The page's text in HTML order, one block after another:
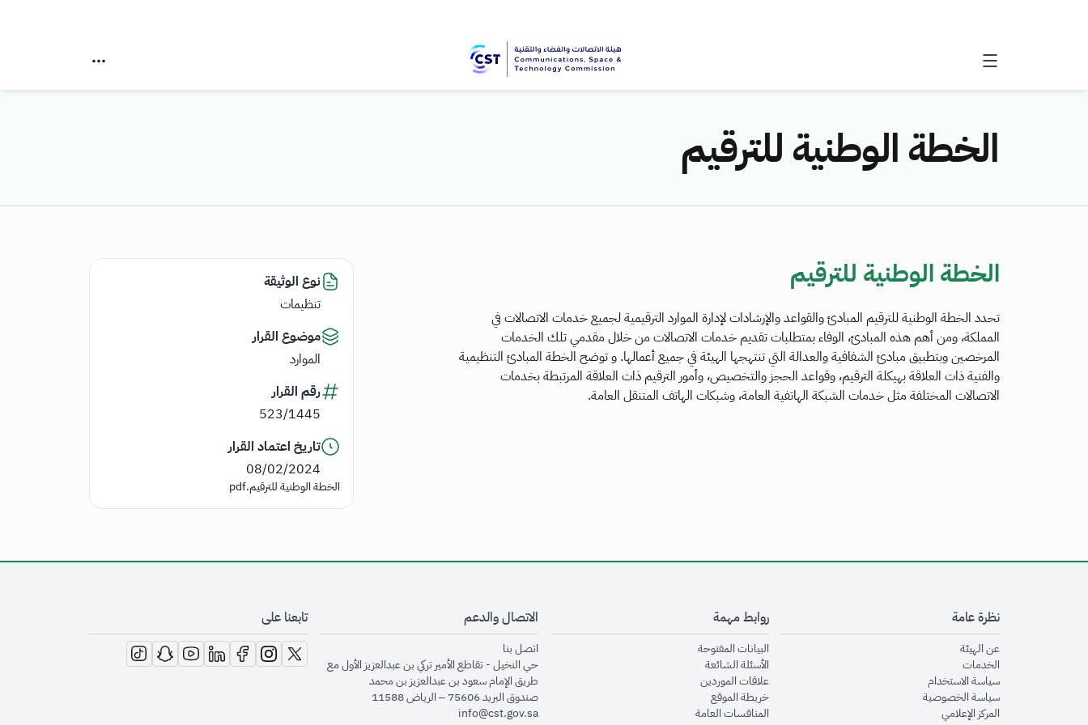
الخطة الوطنية للترقيم
الخطة الوطنية للترقيم
تحدد الخطة الوطنية للترقيم المبادئ والقواعد والإرشادات لإدارة الموارد الترقيمية لجميع خدمات الاتصالات في
المملكة، ومن أهم هذه المبادئ، الوفاء بمتطلبات تقديم خدمات الاتصالات من خلال مقدمي تلك الخدمات
المرخصين وبتطبيق مبادئ الشفافية والعدالة التي تنتهجها الهيئة في جميع أعمالها. و توضح الخطة المبادئ التنظيمية
والفنية ذات العلاقة بهيكلة الترقيم، وقواعد الحجز والتخصيص، وأمور الترقيم ذات العلاقة المرتبطة بخدمات
الاتصالات المختلفة مثل خدمات الشبكة الهاتفية العامة، وشبكات الهاتف المتنقل العامة.
نوع الوثيقة
تنظيمات
موضوع القرار
الموارد
رقم القرار
523/1445
تاريخ اعتماد القرار
08/02/2024
الخطة الوطنية للترقيم.pdf
نظرة عامة
عن الهيئةopens in new window
الخدماتopens in new window
سياسة الاستخدام
سياسة الخصوصيةopens in new window
المركز الإعلاميopens in new window
روابط مهمة
البيانات المفتوحةopens in new window
الأسئلة الشائعةopens in new window
علاقات الموردينopens in new window
خريطة الموقعopens in new window
المنافسات العامةopens in new window
الاتصال والدعم
اتصل بنا
حي النخيل - تقاطع الأمير تركي بن عبدالعزيز الأول مع
طريق الإمام سعود بن عبدالعزيز بن محمد
صندوق البريد 75606 – الرياض 11588
info@cst.gov.sa
تابعنا على
opens in new window
opens in new window
opens in new window
opens in new window
opens in new window
opens in new window
opens in new window